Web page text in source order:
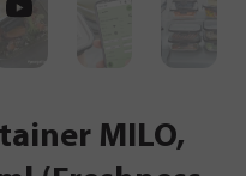
MILO,